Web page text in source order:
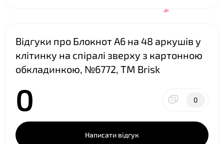
Відгуки про Блокнот А6 на 48 аркушів у
клітинку на спіралі зверху з картонною
обкладинкою, №6772, ТМ Brisk
0 0
Написати відгук